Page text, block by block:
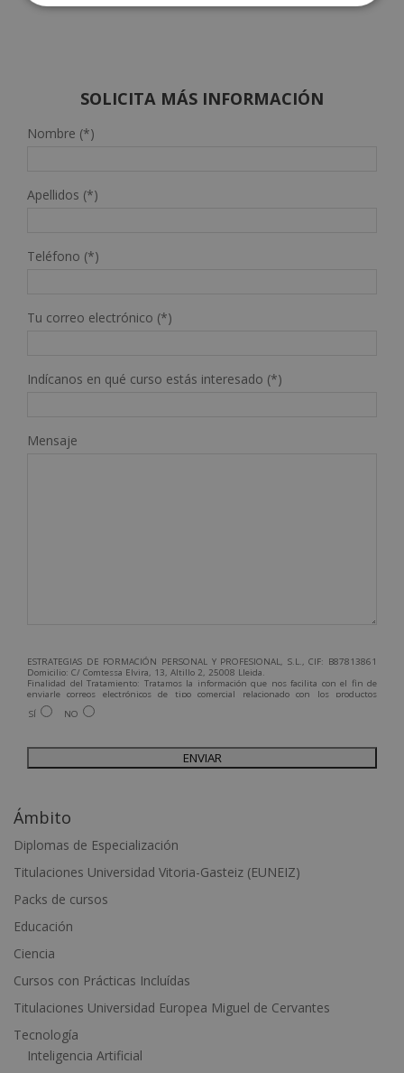
SOLICITA MÁS INFORMACIÓN
Nombre (*)
Apellidos (*)
Teléfono (*)
Tu correo electrónico (*)
Indícanos en qué curso estás interesado (*)
Mensaje
ESTRATEGIAS DE FORMACIÓN PERSONAL Y PROFESIONAL, S.L., CIF: B87813861
Domicilio: C/ Comtessa Elvira, 13, Altillo 2, 25008 Lleida.
Finalidad del Tratamiento: Tratamos la información que nos facilita con el fin de
enviarle correos electrónicos de tipo comercial relacionado con los productos
ofrecidos y otros tipo de productos que fueran de su interés.
Legitimación del tratamiento: Consentimiento del interesado.
Para más información consulte nuestra Política de Privacidad.
Desea recibir información comercial (vía telefónica y/o email):
SÍ NO
t
e
n
a
t
e
:
Ámbito
Diplomas de Especialización
Titulaciones Universidad Vitoria-Gasteiz (EUNEIZ)
Packs de cursos
Educación
Ciencia
Cursos con Prácticas Incluídas
Titulaciones Universidad Europea Miguel de Cervantes
Tecnología
Inteligencia Artificial